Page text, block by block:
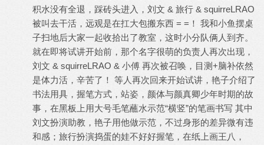
积水没有全退，踩砖头进入，刘文 & 旅行 & squirreLRAO
被叫去干活，远观是在扛大包搬东西 = =！ 我和小鱼摆桌
子扫地后大家一起收拾出了教室，这时小分队俩人到齐。
就在即将试讲开始前，那个名字很萌的负责人再次出现，
刘文 & squirreLRAO & 小傅 再次被召唤，目测+脑补依然
是体力活，辛苦了！ 等人再次回来开始试讲，艳子介绍了
书法用具，握笔方式，站姿，颜体与颜真卿少年时期的故
事，在黑板上用大号毛笔蘸水示范“横竖”的笔画书写 其中
刘文扮演助教，艳子用他做示范，不过身形的差异微有违
和感；旅行扮演捣蛋的娃不好好握笔，在纸上画王八，